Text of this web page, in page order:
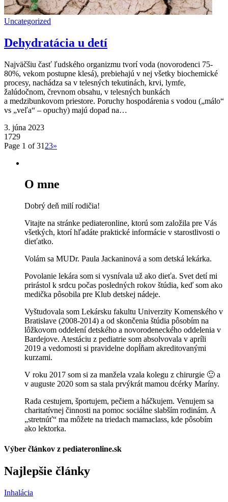
Uncategorized
Dehydratácia u detí
Najväčšiu časť ľudského organizmu tvorí voda (novorodenci 75-
80%, vekom postupne klesá), prebiehajú v nej všetky biochemické
procesy, nachádza sa v telesných tekutinách, krvi, lymfe,
žalúdočnom, črevnom obsahu, v telesných bunkách
a medzibunkovom priestore. Poruchy hospodárenia s vodou („málo“
vs „veľa“ – opuchy) majú dopad na…
3. júna 2023
1729
Page 1 of 31 23»
O mne
Dobrý deň milí rodičia!
Vitajte na stránke pediateronline, ktorú som založila pre Vás
všetkých, ktorí hľadáte praktické informácie v starostlivosti o
dieťatko.
Volám sa MUDr. Paula Jackaninová a som detská lekárka.
Povolanie lekára som si vysnívala už ako dieťa. Svet detí mi
prirástol k srdcu počas posledných rokov štúdia, keď som ako
medička pôsobila pre Klub detskej nádeje.
Vyštudovala som Lekársku fakultu Univerzity Komenského v
Bratislave (2008-2014) a od skončenia štúdia pôsobím na
lôžkovom oddelení detského a novorodeneckého oddelenia v
Bardejove. Atestáciu z pediatrie som absolvovala v apríli
2019 a vedomosti si pravidelne dopĺňam akreditovanými
kurzami.
V roku 2017 som si za manžela vzala kolegu z chirurgie 🙂 a
v auguste 2020 som sa stala prvýkrát mamou dcérky Maríny.
Rada cestujem, športujem, pečiem a háčkujem. Venujem sa
charitatívnej činnosti na pomoc sociálne slabším rodinám. A
„stretnúť“ ma môžete na triedach mamaclass, kde pôsobím
ako lektorka.
Výber článkov z pediateronline.sk
Najlepšie články
Inhalácia